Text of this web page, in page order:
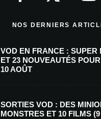
NOS DERNIERS
VOD EN FRANCE :
ET 23 NOUVEAUTÉS
10 AOÛT
SORTIES VOD : DES
MONSTRES ET 10 FILMS